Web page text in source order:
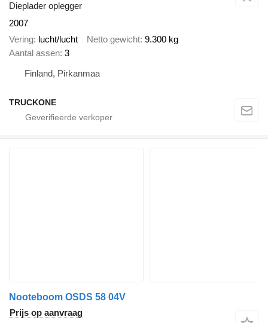
Dieplader oplegger
2007
Vering lucht/lucht Netto gewicht 9.300 kg
Aantal assen 3
Finland, Pirkanmaa
TRUCKONE
Nooteboom OSDS 58 04V
Prijs op aanvraag